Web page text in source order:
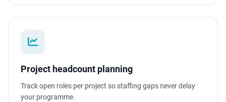
Project headcount planning
Track open roles per project so staffing gaps never delay
your programme.